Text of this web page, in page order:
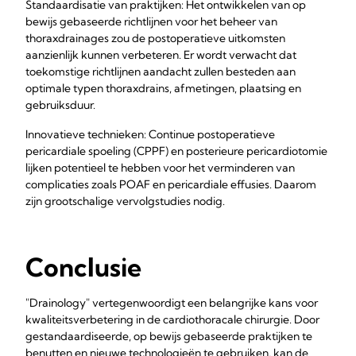
Standaardisatie van praktijken: Het ontwikkelen van op
bewijs gebaseerde richtlijnen voor het beheer van
thoraxdrainages zou de postoperatieve uitkomsten
aanzienlijk kunnen verbeteren. Er wordt verwacht dat
toekomstige richtlijnen aandacht zullen besteden aan
optimale typen thoraxdrains, afmetingen, plaatsing en
gebruiksduur.
Innovatieve technieken: Continue postoperatieve
pericardiale spoeling (CPPF) en posterieure pericardiotomie
lijken potentieel te hebben voor het verminderen van
complicaties zoals POAF en pericardiale effusies. Daarom
zijn grootschalige vervolgstudies nodig.
Conclusie
"Drainology" vertegenwoordigt een belangrijke kans voor
kwaliteitsverbetering in de cardiothoracale chirurgie. Door
gestandaardiseerde, op bewijs gebaseerde praktijken te
benutten en nieuwe technologieën te gebruiken, kan de